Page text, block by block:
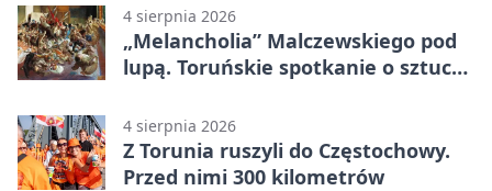
4 sierpnia 2026
„Melancholia” Malczewskiego pod
lupą. Toruńskie spotkanie o sztuce i
4 sierpnia 2026
Z Torunia ruszyli do Częstochowy.
Przed nimi 300 kilometrów